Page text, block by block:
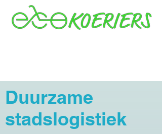
Duurzame
stadslogistiek